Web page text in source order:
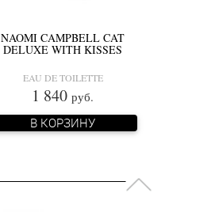
NAOMI CAMPBELL CAT
DELUXE WITH KISSES
EAU DE TOILETTE
1 840 руб.
В КОРЗИНУ